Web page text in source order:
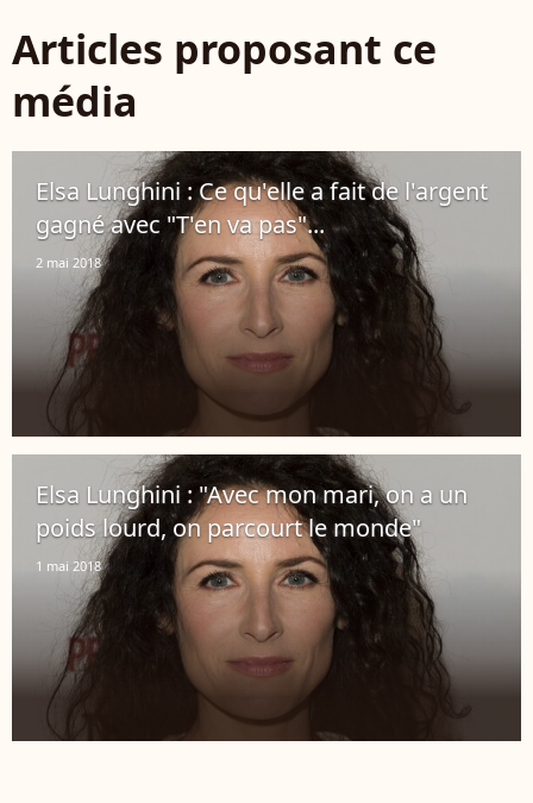
Articles proposant ce
média
Elsa Lunghini : Ce qu'elle a fait de l'argent
gagné avec "T'en va pas"...
2 mai 2018
Elsa Lunghini : "Avec mon mari, on a un
poids lourd, on parcourt le monde"
1 mai 2018